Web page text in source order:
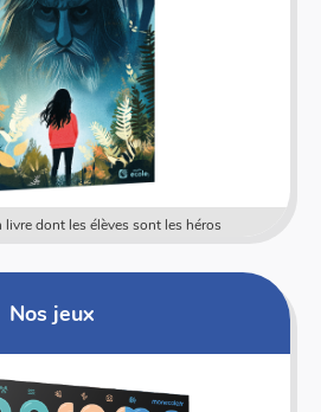
dont les élèves sont les héros
Nos jeux